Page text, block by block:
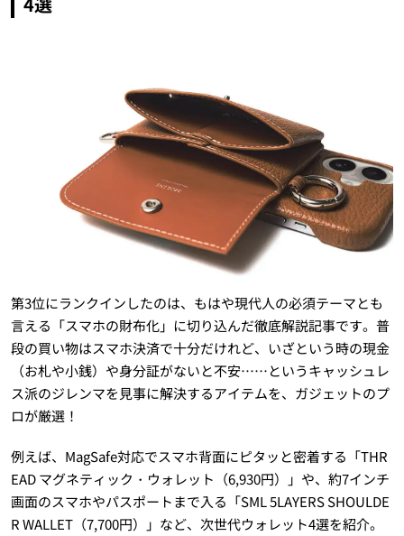
第3位にランクインしたのは、もはや現代人の必須テーマとも
言える「スマホの財布化」に切り込んだ徹底解説記事です。普
段の買い物はスマホ決済で十分だけれど、いざという時の現金
（お札や小銭）や身分証がないと不安……というキャッシュレ
ス派のジレンマを見事に解決するアイテムを、ガジェットのプ
ロが厳選！
例えば、MagSafe対応でスマホ背面にピタッと密着する「THR
EAD マグネティック・ウォレット（6,930円）」や、約7インチ
画面のスマホやパスポートまで入る「SML 5LAYERS SHOULDE
R WALLET（7,700円）」など、次世代ウォレット4選を紹介。